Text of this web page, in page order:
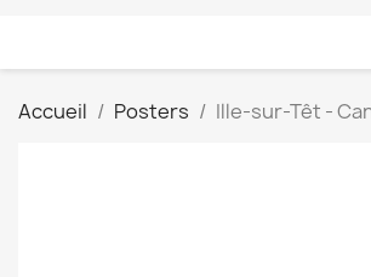
Accueil Posters Ille-sur-Têt -